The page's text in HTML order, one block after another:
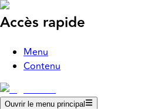
Accès rapide
Menu
Contenu
Ouvrir le menu principal